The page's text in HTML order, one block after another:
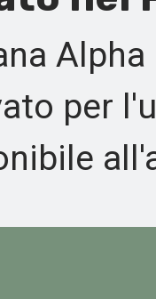
per